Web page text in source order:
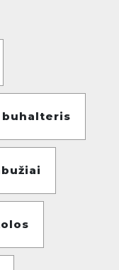
buhalteris